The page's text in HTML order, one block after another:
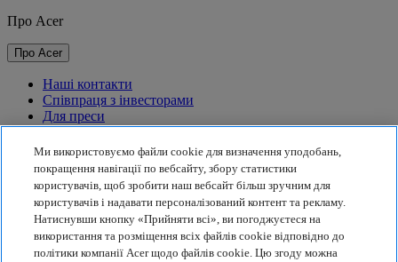
Про Acer
Про Acer
Наші контакти
Співпраця з інвесторами
Для преси
Нагороди
Події
Сталий розвиток
Сталий розвиток
Корпоративна соціальна відповідальність
Вуглецевий слід товарів
Ми використовуємо файли cookie для визначення уподобань,
покращення навігації по вебсайту, збору статистики
користувачів, щоб зробити наш вебсайт більш зручним для
користувачів і надавати персоналізований контент та рекламу.
Натиснувши кнопку «Прийняти всі», ви погоджуєтеся на
використання та розміщення всіх файлів cookie відповідно до
політики компанії Acer щодо файлів cookie. Цю згоду можна